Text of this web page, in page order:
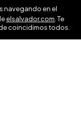
navegando en el
elsalvador.com . Te
coincidimos todos.